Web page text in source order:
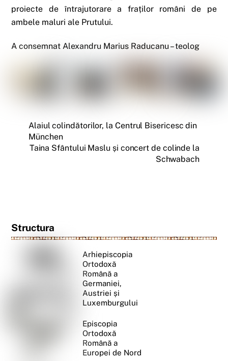
proiecte de întrajutorare a fraților români de pe
ambele maluri ale Prutului.
A consemnat Alexandru Marius Raducanu – teolog
Alaiul colindătorilor, la Centrul Bisericesc din
München
Taina Sfântului Maslu și concert de colinde la
Schwabach
Structura
Arhiepiscopia
Ortodoxă
Română a
Germaniei,
Austriei și
Luxemburgului
Episcopia
Ortodoxă
Română a
Europei de Nord